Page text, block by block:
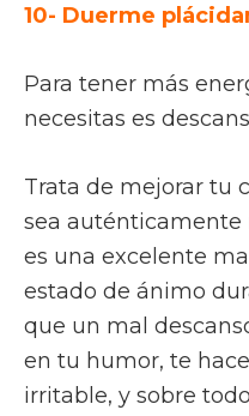
10- Duerme
Para tener más
necesitas es
Trata de mejorar tu
sea auténticamente
es una excelente
estado de ánimo
que un mal
en tu humor, te
irritable, y sobre